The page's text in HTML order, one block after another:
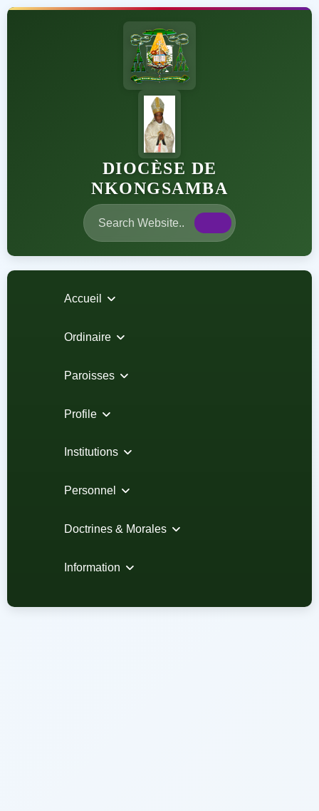
DIOCÈSE DE
NKONGSAMBA
Accueil
Ordinaire
Paroisses
Profile
Institutions
Personnel
Doctrines & Morales
Information